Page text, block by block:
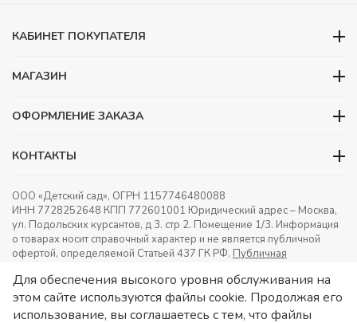
КАБИНЕТ ПОКУПАТЕЛЯ
МАГАЗИН
ОФОРМЛЕНИЕ ЗАКАЗА
КОНТАКТЫ
ООО «Детский сад», ОГРН 1157746480088
ИНН 7728252648 КПП 772601001 Юридический адрес – Москва,
ул. Подольских курсантов, д 3. стр 2. Помещение 1/3. Информация
о товарах носит справочный характер и не является публичной
офертой, определяемой Статьей 437 ГК РФ. Публичная
Для обеспечения высокого уровня обслуживания на
этом сайте используются файлы cookie. Продолжая его
использование, вы соглашаетесь с тем, что файлы